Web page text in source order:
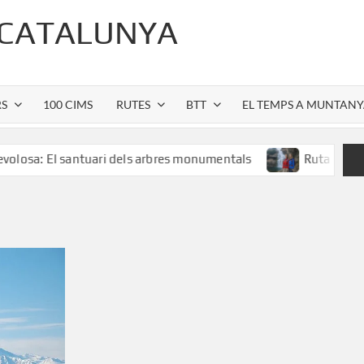
100 CIMS RUTES BTT EL TEMPS A
dels arbres monumentals Ruta al Salt de